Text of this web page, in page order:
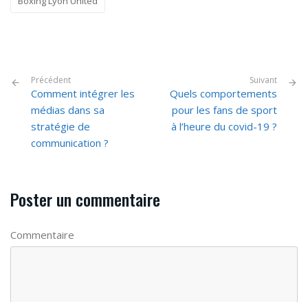
Précédent
Comment intégrer les
médias dans sa
stratégie de
communication ?
Suivant
Quels comportements
pour les fans de sport
à l’heure du covid-19 ?
Poster un commentaire
Commentaire